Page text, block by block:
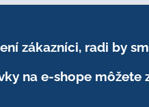
zákazníci, radi by
na e-shope môžete